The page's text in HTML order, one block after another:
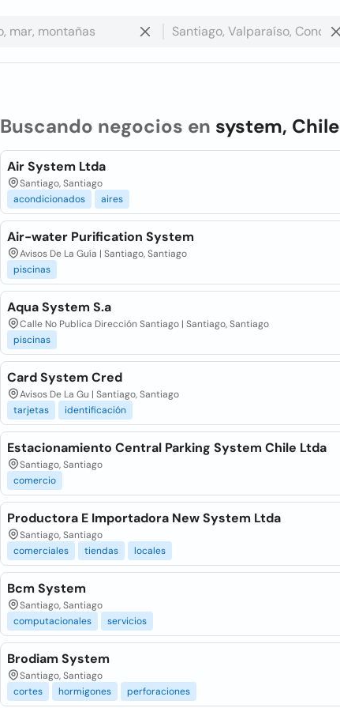
Buscando negocios en system, Chile
Air System Ltda
Santiago, Santiago
acondicionados
aires
Air-water Purification System
Avisos De La Guía | Santiago, Santiago
piscinas
Aqua System S.a
Calle No Publica Dirección Santiago | Santiago, Santiago
piscinas
Card System Cred
Avisos De La Gu | Santiago, Santiago
tarjetas
identificación
Estacionamiento Central Parking System Chile Ltda
Santiago, Santiago
comercio
Productora E Importadora New System Ltda
Santiago, Santiago
comerciales
tiendas locales
Bcm System
Santiago, Santiago
computacionales
servicios
Brodiam System
Santiago, Santiago
cortes
hormigones perforaciones